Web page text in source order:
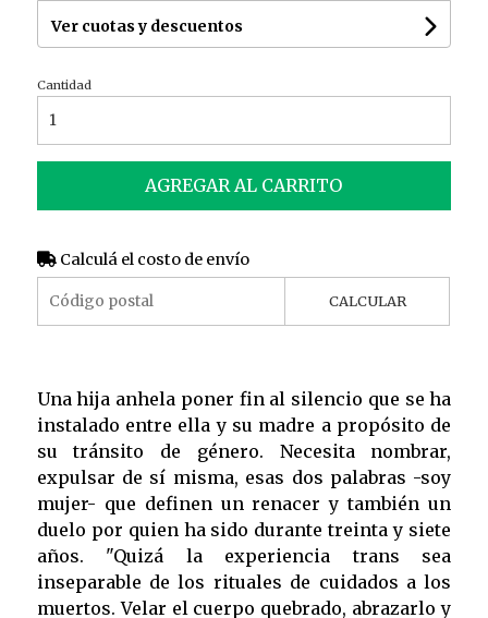
Ver cuotas y descuentos
Cantidad
AGREGAR AL CARRITO
Calculá el costo de envío
CALCULAR
Una hija anhela poner fin al silencio que se ha
instalado entre ella y su madre a propósito de
su tránsito de género. Necesita nombrar,
expulsar de sí misma, esas dos palabras -soy
mujer- que definen un renacer y también un
duelo por quien ha sido durante treinta y siete
años. "Quizá la experiencia trans sea
inseparable de los rituales de cuidados a los
muertos. Velar el cuerpo quebrado, abrazarlo y